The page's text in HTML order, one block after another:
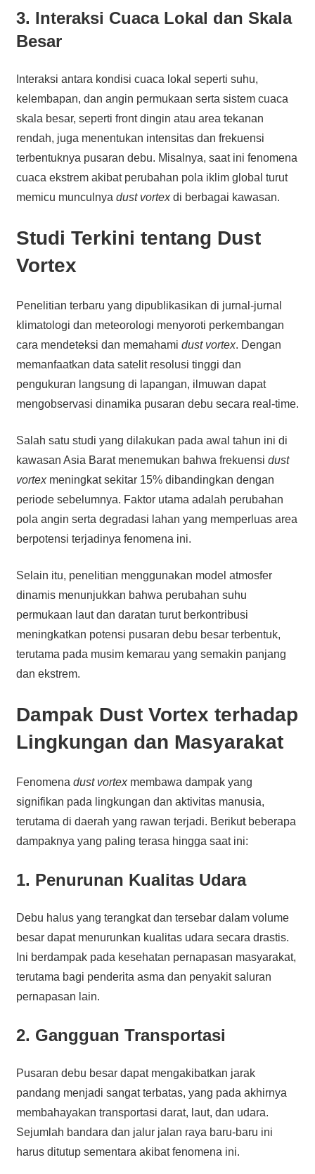
3. Interaksi Cuaca Lokal dan Skala
Besar
Interaksi antara kondisi cuaca lokal seperti suhu,
kelembapan, dan angin permukaan serta sistem cuaca
skala besar, seperti front dingin atau area tekanan
rendah, juga menentukan intensitas dan frekuensi
terbentuknya pusaran debu. Misalnya, saat ini fenomena
cuaca ekstrem akibat perubahan pola iklim global turut
memicu munculnya dust vortexdi berbagai kawasan.
Studi Terkini tentang Dust
Vortex
Penelitian terbaru yang dipublikasikan di jurnal-jurnal
klimatologi dan meteorologi menyoroti perkembangan
cara mendeteksi dan memahami dust vortex. Dengan
memanfaatkan data satelit resolusi tinggi dan
pengukuran langsung di lapangan, ilmuwan dapat
mengobservasi dinamika pusaran debu secara real-time.
Salah satu studi yang dilakukan pada awal tahun ini di
kawasan Asia Barat menemukan bahwa frekuensi dust
vortexmeningkat sekitar 15% dibandingkan dengan
periode sebelumnya. Faktor utama adalah perubahan
pola angin serta degradasi lahan yang memperluas area
berpotensi terjadinya fenomena ini.
Selain itu, penelitian menggunakan model atmosfer
dinamis menunjukkan bahwa perubahan suhu
permukaan laut dan daratan turut berkontribusi
meningkatkan potensi pusaran debu besar terbentuk,
terutama pada musim kemarau yang semakin panjang
dan ekstrem.
Dampak Dust Vortex terhadap
Lingkungan dan Masyarakat
Fenomena dust vortexmembawa dampak yang
signifikan pada lingkungan dan aktivitas manusia,
terutama di daerah yang rawan terjadi. Berikut beberapa
dampaknya yang paling terasa hingga saat ini:
1. Penurunan Kualitas Udara
Debu halus yang terangkat dan tersebar dalam volume
besar dapat menurunkan kualitas udara secara drastis.
Ini berdampak pada kesehatan pernapasan masyarakat,
terutama bagi penderita asma dan penyakit saluran
pernapasan lain.
2. Gangguan Transportasi
Pusaran debu besar dapat mengakibatkan jarak
pandang menjadi sangat terbatas, yang pada akhirnya
membahayakan transportasi darat, laut, dan udara.
Sejumlah bandara dan jalur jalan raya baru-baru ini
harus ditutup sementara akibat fenomena ini.